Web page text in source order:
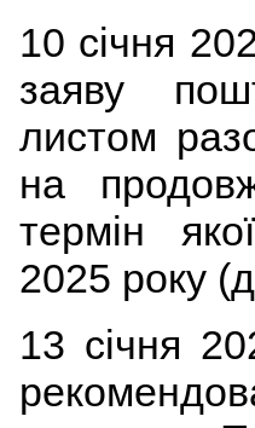
10 січня
заяву
листом
на
термін
2025 року
13 січня